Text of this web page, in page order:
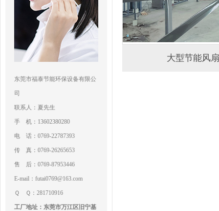
东莞市福泰节能环保设备有限公
司
联系人：夏先生
手 机：13602380280
电 话：0769-22787393
传 真：0769-26265653
售 后：0769-87953446
E-mail：futai0769@163.com
Ｑ Ｑ：281710916
工厂地址：东莞市万江区旧宁基
大型节能风扇